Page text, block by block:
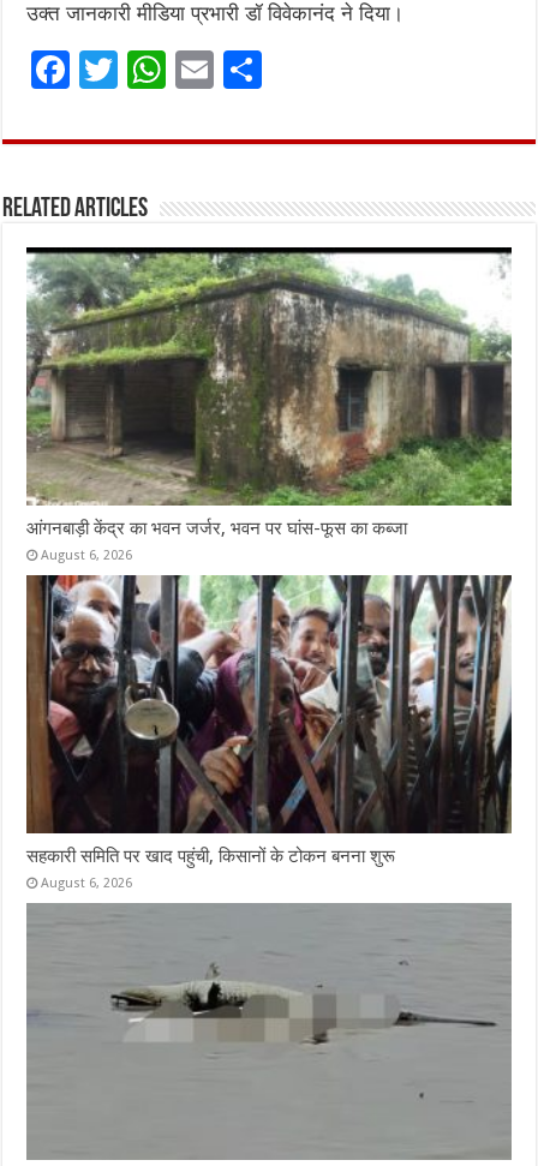
उक्त जानकारी मीडिया प्रभारी डॉ विवेकानंद ने दिया।
F
ce
o
o
k
T
it
r
W
at
A
p
p
E
ai ar
Related Articles
आंगनबाड़ी केंद्र का भवन जर्जर, भवन पर घांस-फूस का कब्जा
August 6, 2026
सहकारी समिति पर खाद पहुंची, किसानों के टोकन बनना शुरू
August 6, 2026